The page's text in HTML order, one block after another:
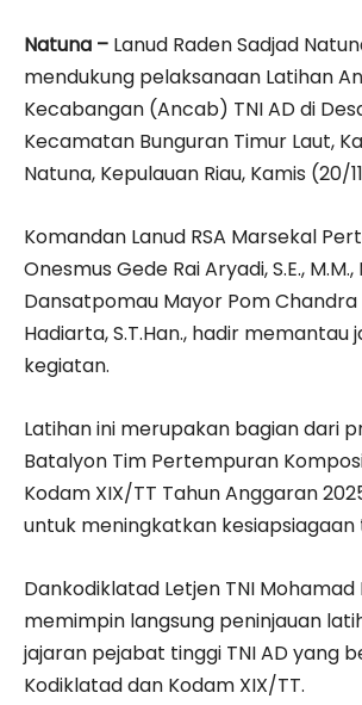
Natuna – Lanud Raden Sadjad
mendukung pelaksanaan Latihan
Kecabangan (Ancab) TNI AD di
Kecamatan Bunguran Timur Laut,
Natuna, Kepulauan Riau, Kamis (20/
Komandan Lanud RSA Marsekal
Onesmus Gede Rai Aryadi, S.E.,
Dansatpomau Mayor Pom
Hadiarta, S.T.Han., hadir memantau
kegiatan.
Latihan ini merupakan bagian dari
Batalyon Tim Pertempuran
Kodam XIX/TT Tahun Anggaran
untuk meningkatkan kesiapsiagaan
Dankodiklatad Letjen TNI Mohamad
memimpin langsung peninjauan
jajaran pejabat tinggi TNI AD yang
Kodiklatad dan Kodam XIX/TT.